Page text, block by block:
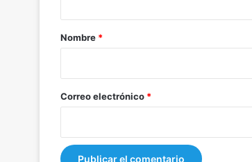
r
*
Nombre *
Correo electrónico *